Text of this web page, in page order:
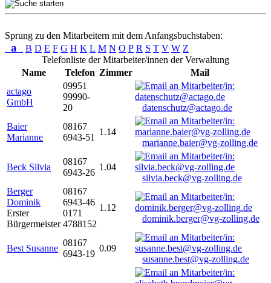
Sprung zu den Mitarbeitern mit dem Anfangsbuchstaben:
a B D E F G H K L M N O P R S T V W Z
Telefonliste der Mitarbeiter/innen der Verwaltung
Name
Telefon Zimmer
Mail
actago
GmbH
09951
99990-
20
datenschutz@actago.de
Baier
Marianne
08167
6943-51
1.14
marianne.baier@vg-zolling.de
Beck Silvia
08167
6943-26
1.04
silvia.beck@vg-zolling.de
Berger
Dominik
Erster
Bürgermeister
08167
6943-46
0171
4788152
1.12
dominik.berger@vg-zolling.de
Best Susanne
08167
6943-19
0.09
susanne.best@vg-zolling.de